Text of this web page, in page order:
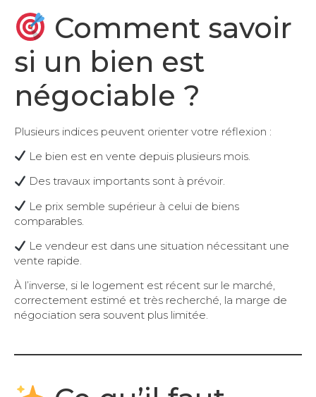
Comment savoir
si un bien est
négociable ?
Plusieurs indices peuvent orienter votre réflexion :
Le bien est en vente depuis plusieurs mois.
Des travaux importants sont à prévoir.
Le prix semble supérieur à celui de biens
comparables.
Le vendeur est dans une situation nécessitant une
vente rapide.
À l’inverse, si le logement est récent sur le marché,
correctement estimé et très recherché, la marge de
négociation sera souvent plus limitée.